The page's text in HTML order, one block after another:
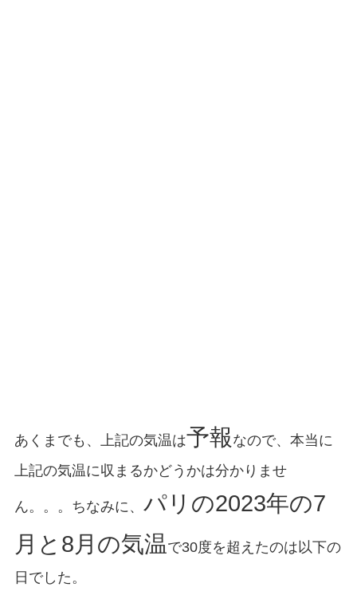
あくまでも、上記の気温は予報 なので、本当に
上記の気温に収まるかどうかは分かりませ
ん。。。ちなみに、 パリの2023年の7
月と8月の気温 で30度を超えたのは以下の
日でした。